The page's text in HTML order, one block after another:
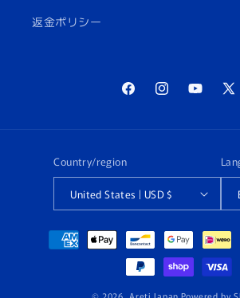
返金ポリシー
FacebookInstagramYouTube
X
Country/region
United States | USD $
Payment
methods